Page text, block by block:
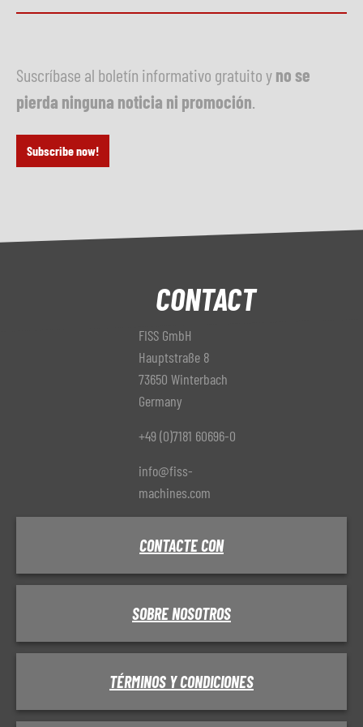
Suscríbase al boletín informativo gratuito yno se
pierda ninguna noticia ni promoción
Subscribe now!
CONTACT
FISS GmbH
Hauptstraße 8
73650 Winterbach
Germany
+49 (0)7181 60696-0
info@fiss-
machines.com
CONTACTE CON
SOBRE NOSOTROS
TÉRMINOS Y CONDICIONES